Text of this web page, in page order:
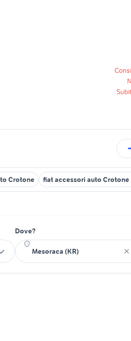
Crotone fiat accessori auto
Dove?